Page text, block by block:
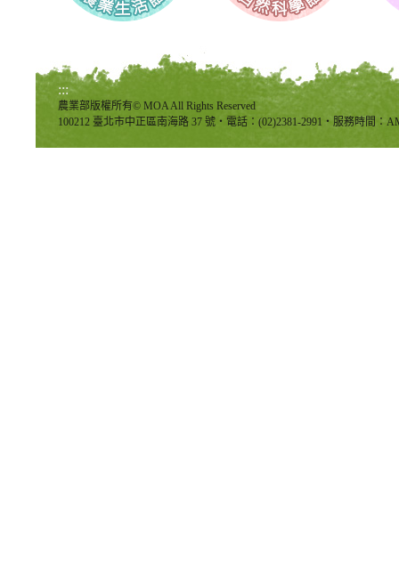
:::
農業部版權所有© MOA All Rights Reserved
100212 臺北市中正區南海路 37 號‧電話：(02)2381-2991‧服務時間：